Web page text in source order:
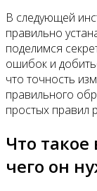
В следующей
правильно
поделимся
ошибок и
что точность
правильного
простых правил
Что
чего он